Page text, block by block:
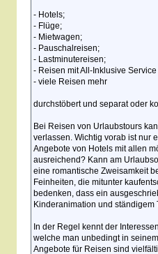
- Hotels;
- Flüge;
- Mietwagen;
- Pauschalreisen;
- Lastminutereisen;
- Reisen mit All-Inklusive Service
- viele Reisen mehr
durchstöbert und separat oder
Bei Reisen von Urlaubstours
verlassen. Wichtig vorab ist nur
Angebote von Hotels mit allen
ausreichend? Kann am
eine romantische Zweisamkeit
Feinheiten, die mitunter
bedenken, dass ein
Kinderanimation und
In der Regel kennt der
welche man unbedingt in
Angebote für Reisen sind